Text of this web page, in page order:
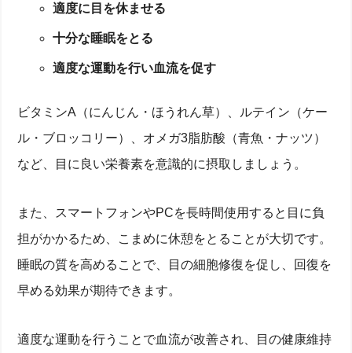
適度に目を休ませる
十分な睡眠をとる
適度な運動を行い血流を促す
ビタミンA（にんじん・ほうれん草）、ルテイン（ケー
ル・ブロッコリー）、オメガ3脂肪酸（青魚・ナッツ）
など、目に良い栄養素を意識的に摂取しましょう。
また、スマートフォンやPCを長時間使用すると目に負
担がかかるため、こまめに休憩をとることが大切です。
睡眠の質を高めることで、目の細胞修復を促し、回復を
早める効果が期待できます。
適度な運動を行うことで血流が改善され、目の健康維持